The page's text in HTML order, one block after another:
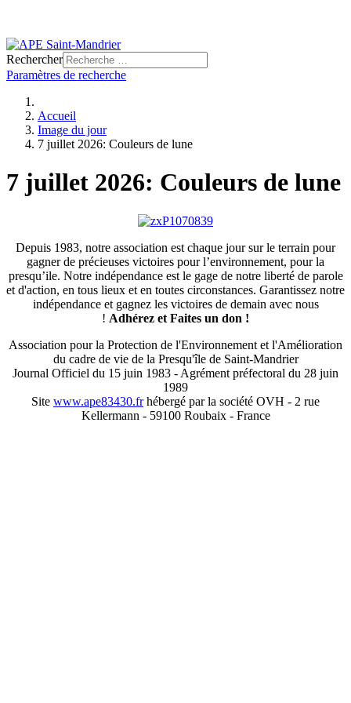
Rechercher
Paramètres de recherche
Accueil
Image du jour
7 juillet 2026: Couleurs de lune
7 juillet 2026: Couleurs de lune
Depuis 1983, notre association est chaque jour sur le terrain pour
gagner de précieuses victoires pour l’environnement, pour la
presqu’ile. Notre indépendance est le gage de notre liberté de parole
et d'action, en tous lieux et en toutes circonstances. Garantissez notre
indépendance et gagnez les victoires de demain avec nous
! Adhérez et Faites un don !
Association pour la Protection de l'Environnement et l'Amélioration
du cadre de vie de la Presqu'île de Saint-Mandrier
Journal Officiel du 15 juin 1983 - Agrément préfectoral du 28 juin
1989
Site www.ape83430.frhébergé par la société OVH - 2 rue
Kellermann - 59100 Roubaix - France